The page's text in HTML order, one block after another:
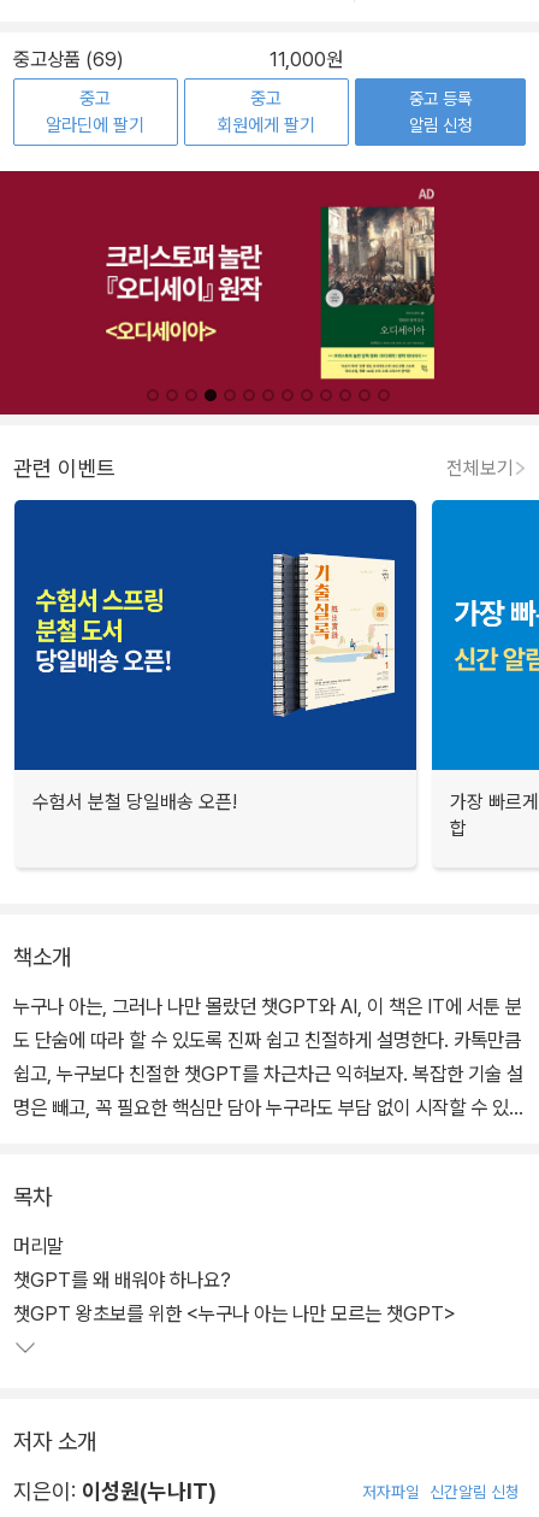
중고상품 (69) 11,000원
중고
알라딘에 팔기
중고
회원에게 팔기
중고 등록
알림 신청
관련 이벤트 전체보기
수험서 분철 당일배송 오픈!
가장 빠르
합
책소개
누구나 아는, 그러나 나만 몰랐던 챗GPT와 AI, 이 책은 IT에 서툰 분
도 단숨에 따라 할 수 있도록 진짜 쉽고 친절하게 설명한다. 카톡만큼
쉽고, 누구보다 친절한 챗GPT를 차근차근 익혀보자. 복잡한 기술 설
명은 빼고, 꼭 필요한 핵심만 담아 누구라도 부담 없이 시작할 수 있
챗GPT뿐 아니라 제미나이, 나노바나나, Suno, Sora, 노트북LM,
감마, 냅킨 등 최신 AI 도구까지 모두 배울 수 있어, 이 책 한 권으로 A
I 기본기를 완성할 수 있다. 여기에 [유튜브 동영상 강의 13개]와 [실
제 AI 대화 예시 11개]를 QR 코드로 무료 제공하여 책을 읽으면서 바
로 실습하고, 활용할 수 있다.
목차
머리말
챗GPT를 왜 배워야 하나요?
챗GPT 왕초보를 위한 <누구나 아는 나만 모르는 챗GPT>
저자 소개
지은이: 이성원(누나IT) 저자파일 신간알림 신청